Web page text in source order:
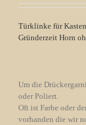
Türklinke für
Gründerzeit Horn
Um die
oder Poliert.
Oft ist Farbe oder
vorhanden die wir